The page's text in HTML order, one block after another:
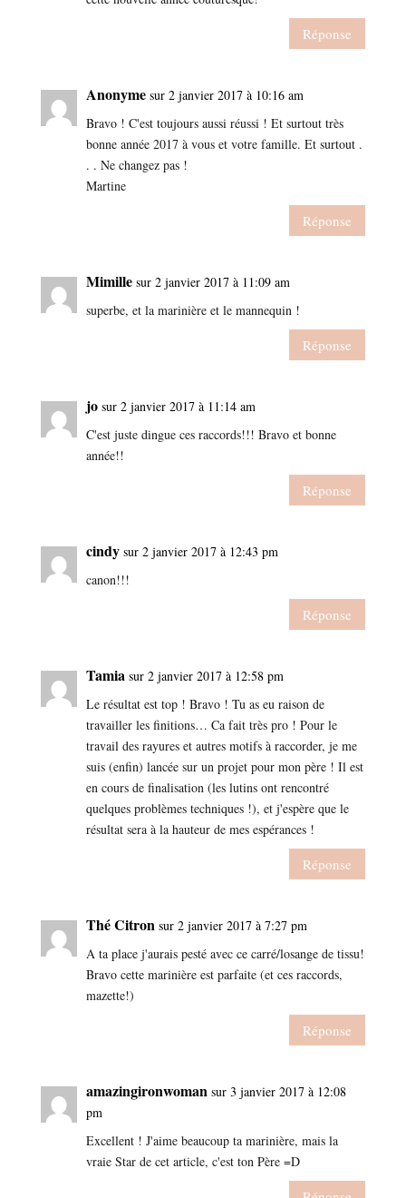
Réponse
Anonyme sur 2 janvier 2017 à 10:16 am
Bravo ! C'est toujours aussi réussi ! Et surtout très
bonne année 2017 à vous et votre famille. Et surtout .
. . Ne changez pas !
Martine
Réponse
Mimille sur 2 janvier 2017 à 11:09 am
superbe, et la marinière et le mannequin !
Réponse
jo sur 2 janvier 2017 à 11:14 am
C'est juste dingue ces raccords!!! Bravo et bonne
année!!
Réponse
cindy sur 2 janvier 2017 à 12:43 pm
canon!!!
Réponse
Tamia sur 2 janvier 2017 à 12:58 pm
Le résultat est top ! Bravo ! Tu as eu raison de
travailler les finitions… Ca fait très pro ! Pour le
travail des rayures et autres motifs à raccorder, je me
suis (enfin) lancée sur un projet pour mon père ! Il est
en cours de finalisation (les lutins ont rencontré
quelques problèmes techniques !), et j'espère que le
résultat sera à la hauteur de mes espérances !
Réponse
Thé Citron sur 2 janvier 2017 à 7:27 pm
A ta place j'aurais pesté avec ce carré/losange de tissu!
Bravo cette marinière est parfaite (et ces raccords,
mazette!)
Réponse
amazingironwoman sur 3 janvier 2017 à 12:08
pm
Excellent ! J'aime beaucoup ta marinière, mais la
vraie Star de cet article, c'est ton Père =D